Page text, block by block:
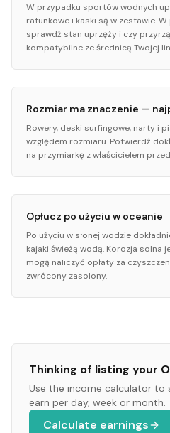
W przypadku sportów wodnych
ratunkowe i kaski są w zestawie.
sprawdź stan uprzęży i czy
kompatybilne ze średnicą Twojej
Rozmiar ma znaczenie —
Rowery, deski surfingowe, narty i
względem rozmiaru. Potwierdź
na przymiarkę z właścicielem
Opłucz po użyciu w oceanie
Po użyciu w słonej wodzie
kajaki świeżą wodą. Korozja solna
mogą naliczyć opłaty za
zwrócony zasolony.
Thinking of listing your
Use the income calculator to
earn per day, week or month.
Calculate earnings